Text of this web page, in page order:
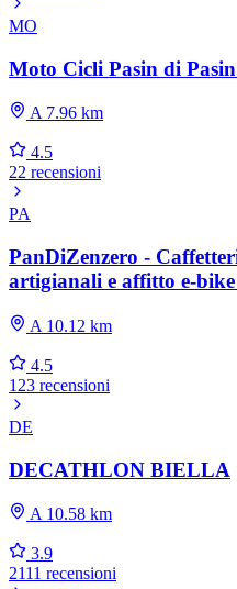
MO
Moto Cicli Pasin di
A 7.96 km
4.5
22 recensioni
PA
PanDiZenzero -
artigianali e affitto e-
A 10.12 km
4.5
123 recensioni
DE
DECATHLON BIELLA
A 10.58 km
3.9
2111 recensioni